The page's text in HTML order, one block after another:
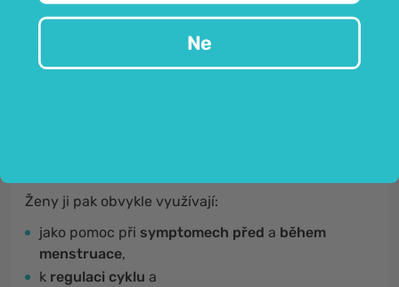
chřestu hroznovitého
nazývána, se doporučuježenámimužům.Mužiji
Ženy ji pak obvykle využívají:
jako pomoc při symptomech před a během
menstruace,
k regulaci cyklu a
Ne